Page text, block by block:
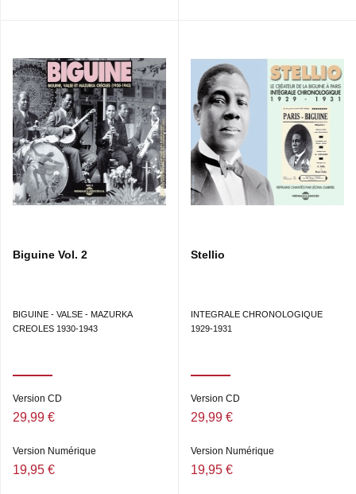
Biguine Vol. 2
BIGUINE - VALSE - MAZURKA
CREOLES 1930-1943
Version CD
29,99 €
Version Numérique
19,95 €
Stellio
INTEGRALE CHRONOLOGIQUE
1929-1931
Version CD
29,99 €
Version Numérique
19,95 €